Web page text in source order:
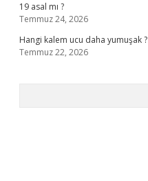
19 asal mı ?
Temmuz 24, 2026
Hangi kalem ucu daha yumuşak ?
Temmuz 22, 2026